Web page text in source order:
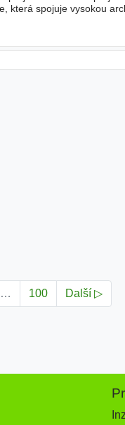
která spojuje vysokou
… 100 Další ▷